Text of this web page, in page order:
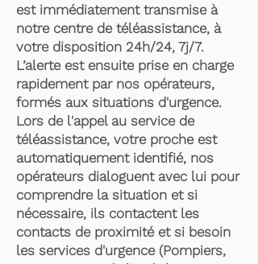
est immédiatement transmise à
notre centre de téléassistance, à
votre disposition 24h/24, 7j/7.
L’alerte est ensuite prise en charge
rapidement par nos opérateurs,
formés aux situations d'urgence.
Lors de l'appel au service de
téléassistance, votre proche est
automatiquement identifié, nos
opérateurs dialoguent avec lui pour
comprendre la situation et si
nécessaire, ils contactent les
contacts de proximité et si besoin
les services d'urgence (Pompiers,